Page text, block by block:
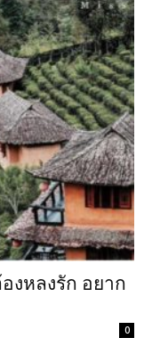
งหลงรัก อยาก
0